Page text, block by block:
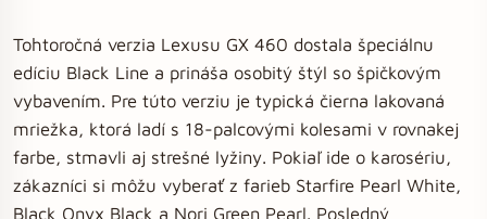
Tohtoročná verzia Lexusu GX 460 dostala špeciálnu
edíciu Black Line a prináša osobitý štýl so špičkovým
vybavením. Pre túto verziu je typická čierna lakovaná
mriežka, ktorá ladí s 18-palcovými kolesami v rovnakej
farbe, stmavli aj strešné lyžiny. Pokiaľ ide o karosériu,
zákazníci si môžu vyberať z farieb Starfire Pearl White,
Black Onyx Black a Nori Green Pearl. Posledný